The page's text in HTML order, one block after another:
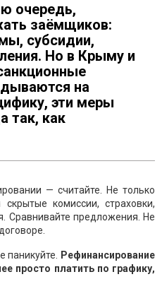
очередь,
заёмщиков:
субсидии,
Но в Крыму и
на
эти меры
так, как
— считайте. Не только
комиссии, страховки,
Сравнивайте предложения. Не
паникуйте. Рефинансирование
просто платить по графику,